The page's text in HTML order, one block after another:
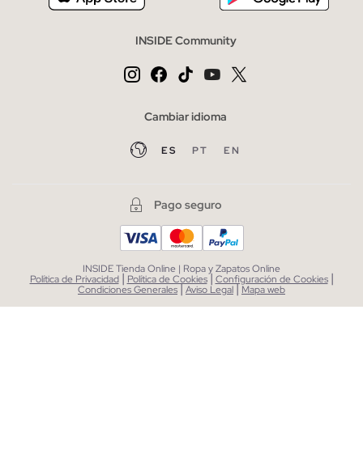
INSIDE Community
Cambiar idioma
ES PT EN
Pago seguro
INSIDE Tienda Online | Ropa y Zapatos Online
Política de Privacidad | Política de Cookies| Configuración de Cookies |
Condiciones Generales|Aviso Legal| Mapa web